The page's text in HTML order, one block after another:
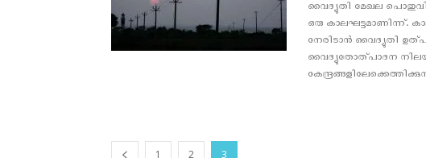
വൈദ്യുതി മേഖല
ഒരു കാലഘട്ടമാണിന്ന്.
നേരിടാൻ വൈദ്യുതി
വൈദ്യുതോത്പാദന
1 2 3